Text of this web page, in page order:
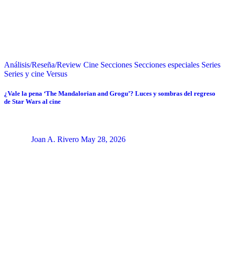
Análisis/Reseña/Review Cine Secciones Secciones especiales Series
Series y cine Versus
¿Vale la pena ‘The Mandalorian and Grogu’? Luces y sombras del regreso
de Star Wars al cine
Joan A. Rivero May 28, 2026